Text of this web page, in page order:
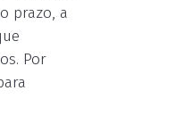
prazo, a
Por